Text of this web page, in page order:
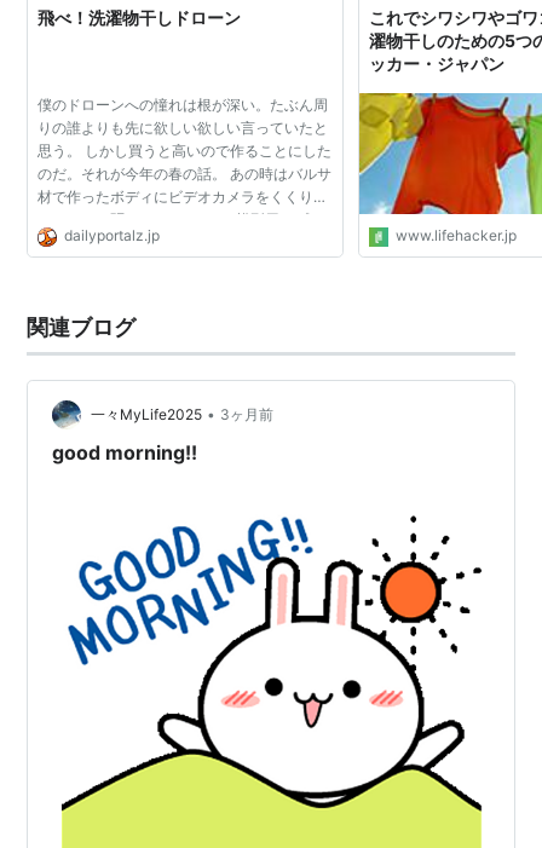
飛べ！洗濯物干しドローン
僕のドローンへの憧れは根が深い。たぶん周
りの誰よりも先に欲しい欲しい言っていたと
思う。 しかし買うと高いので作ることにした
のだ。それが今年の春の話。 あの時はバルサ
材で作ったボディにビデオカメラをくくりつ
け、ミニ四駆のモーター4つに模型用のプロ
ペラを付けた。作っているときは本気で飛ぶ
dailyportalz.jp
これでシワシワやゴ
濯物干しのための5つ
ッカー・ジャパン
www.lifehacker.jp
関連ブログ
一々MyLife2025 • 3ヶ月前
good morning!!